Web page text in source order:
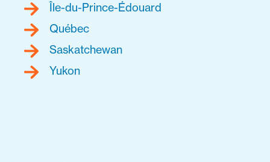
Île-du-Prince-Édouard
Québec
Saskatchewan
Yukon